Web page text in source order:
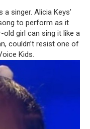
a singer. Alicia Keys’
to perform as it
girl can sing it like a
couldn’t resist one of
Kids.